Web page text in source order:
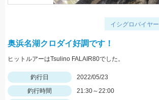
イシグロバイヤー
奥浜名湖クロダイ好調です！
ヒットルアーはTsulino FALAIR80でした。
釣行日
2022/05/23
釣行時間
21:30～22:00